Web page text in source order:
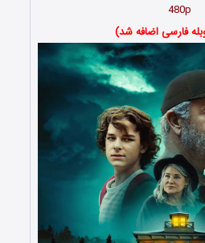
480p
فارسی اضافه شد)